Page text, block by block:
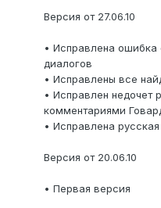
Версия от 27.06.10
• Исправлена
диалогов
• Исправлены все
• Исправлен недочет
комментариями
• Исправлена русская
Версия от 20.06.10
• Первая версия